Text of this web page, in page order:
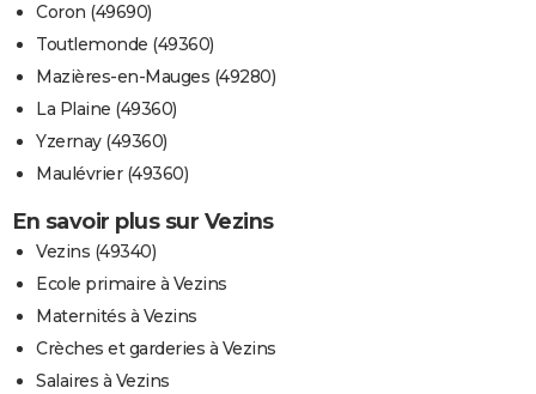
Coron (49690)
Toutlemonde (49360)
Mazières-en-Mauges (49280)
La Plaine (49360)
Yzernay (49360)
Maulévrier (49360)
En savoir plus sur Vezins
Vezins (49340)
Ecole primaire à Vezins
Maternités à Vezins
Crèches et garderies à Vezins
Salaires à Vezins